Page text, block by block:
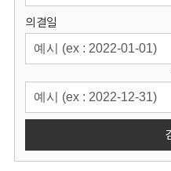
의결일